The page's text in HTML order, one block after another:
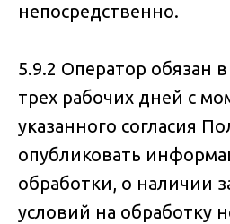
непосредственно.
5.9.2 Оператор обязан
трех рабочих дней с
указанного согласия
опубликовать
обработки, о наличии
условий на обработку